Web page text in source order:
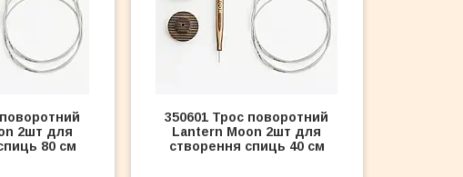
2шт для
80 см
350601 Трос поворотний
Lantern Moon 2шт для
створення спиць 40 см